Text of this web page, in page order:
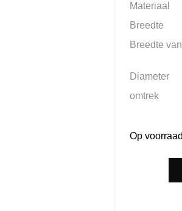
Materiaal
Breedte
Breedte
Diameter
omtrek
Op voorraad